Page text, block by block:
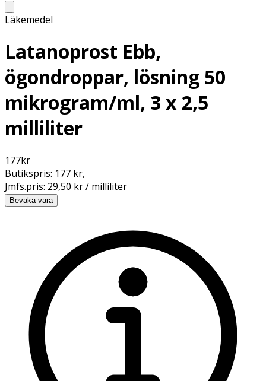
Läkemedel
Latanoprost Ebb,
ögondroppar, lösning 50
mikrogram/ml, 3 x 2,5
milliliter
177kr
Butikspris: 177 kr,
Jmfs.pris: 29,50 kr / milliliter
Bevaka vara